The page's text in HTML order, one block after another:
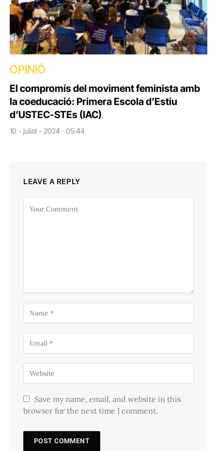
OPINIÓ
El compromís del moviment feminista amb
la coeducació: Primera Escola d’Estiu
d’USTEC-STEs (IAC)
10 - juliol - 2024 · 05:44
LEAVE A REPLY
Save my name, email, and website in this
browser for the next time I comment.